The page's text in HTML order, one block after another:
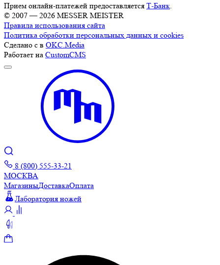
Прием онлайн-платежей предоставляется Т-Банк
© 2007 — 2026 MESSER MEISTER
Правила использования сайта
Политика обработки персональных данных и cookies
Сделано с в OKC.Media
Работает на CustomCMS
8 (800) 555-33-21
МОСКВА
МагазиныДоставкаОплата
Лаборатория ножей